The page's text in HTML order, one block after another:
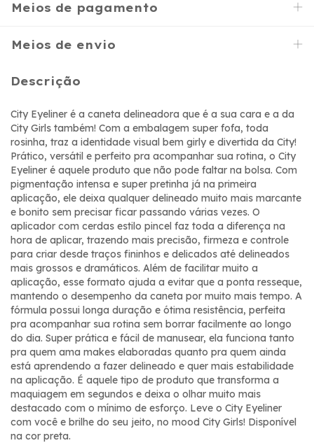
Meios de pagamento
Meios de envio
Descrição
City Eyeliner é a caneta delineadora que é a sua cara e a da
City Girls também! Com a embalagem super fofa, toda
rosinha, traz a identidade visual bem girly e divertida da City!
Prático, versátil e perfeito pra acompanhar sua rotina, o City
Eyeliner é aquele produto que não pode faltar na bolsa. Com
pigmentação intensa e super pretinha já na primeira
aplicação, ele deixa qualquer delineado muito mais marcante
e bonito sem precisar ficar passando várias vezes. O
aplicador com cerdas estilo pincel faz toda a diferença na
hora de aplicar, trazendo mais precisão, firmeza e controle
para criar desde traços fininhos e delicados até delineados
mais grossos e dramáticos. Além de facilitar muito a
aplicação, esse formato ajuda a evitar que a ponta resseque,
mantendo o desempenho da caneta por muito mais tempo. A
fórmula possui longa duração e ótima resistência, perfeita
pra acompanhar sua rotina sem borrar facilmente ao longo
do dia. Super prática e fácil de manusear, ela funciona tanto
pra quem ama makes elaboradas quanto pra quem ainda
está aprendendo a fazer delineado e quer mais estabilidade
na aplicação. É aquele tipo de produto que transforma a
maquiagem em segundos e deixa o olhar muito mais
destacado com o mínimo de esforço. Leve o City Eyeliner
com você e brilhe do seu jeito, no mood City Girls! Disponível
na cor preta.